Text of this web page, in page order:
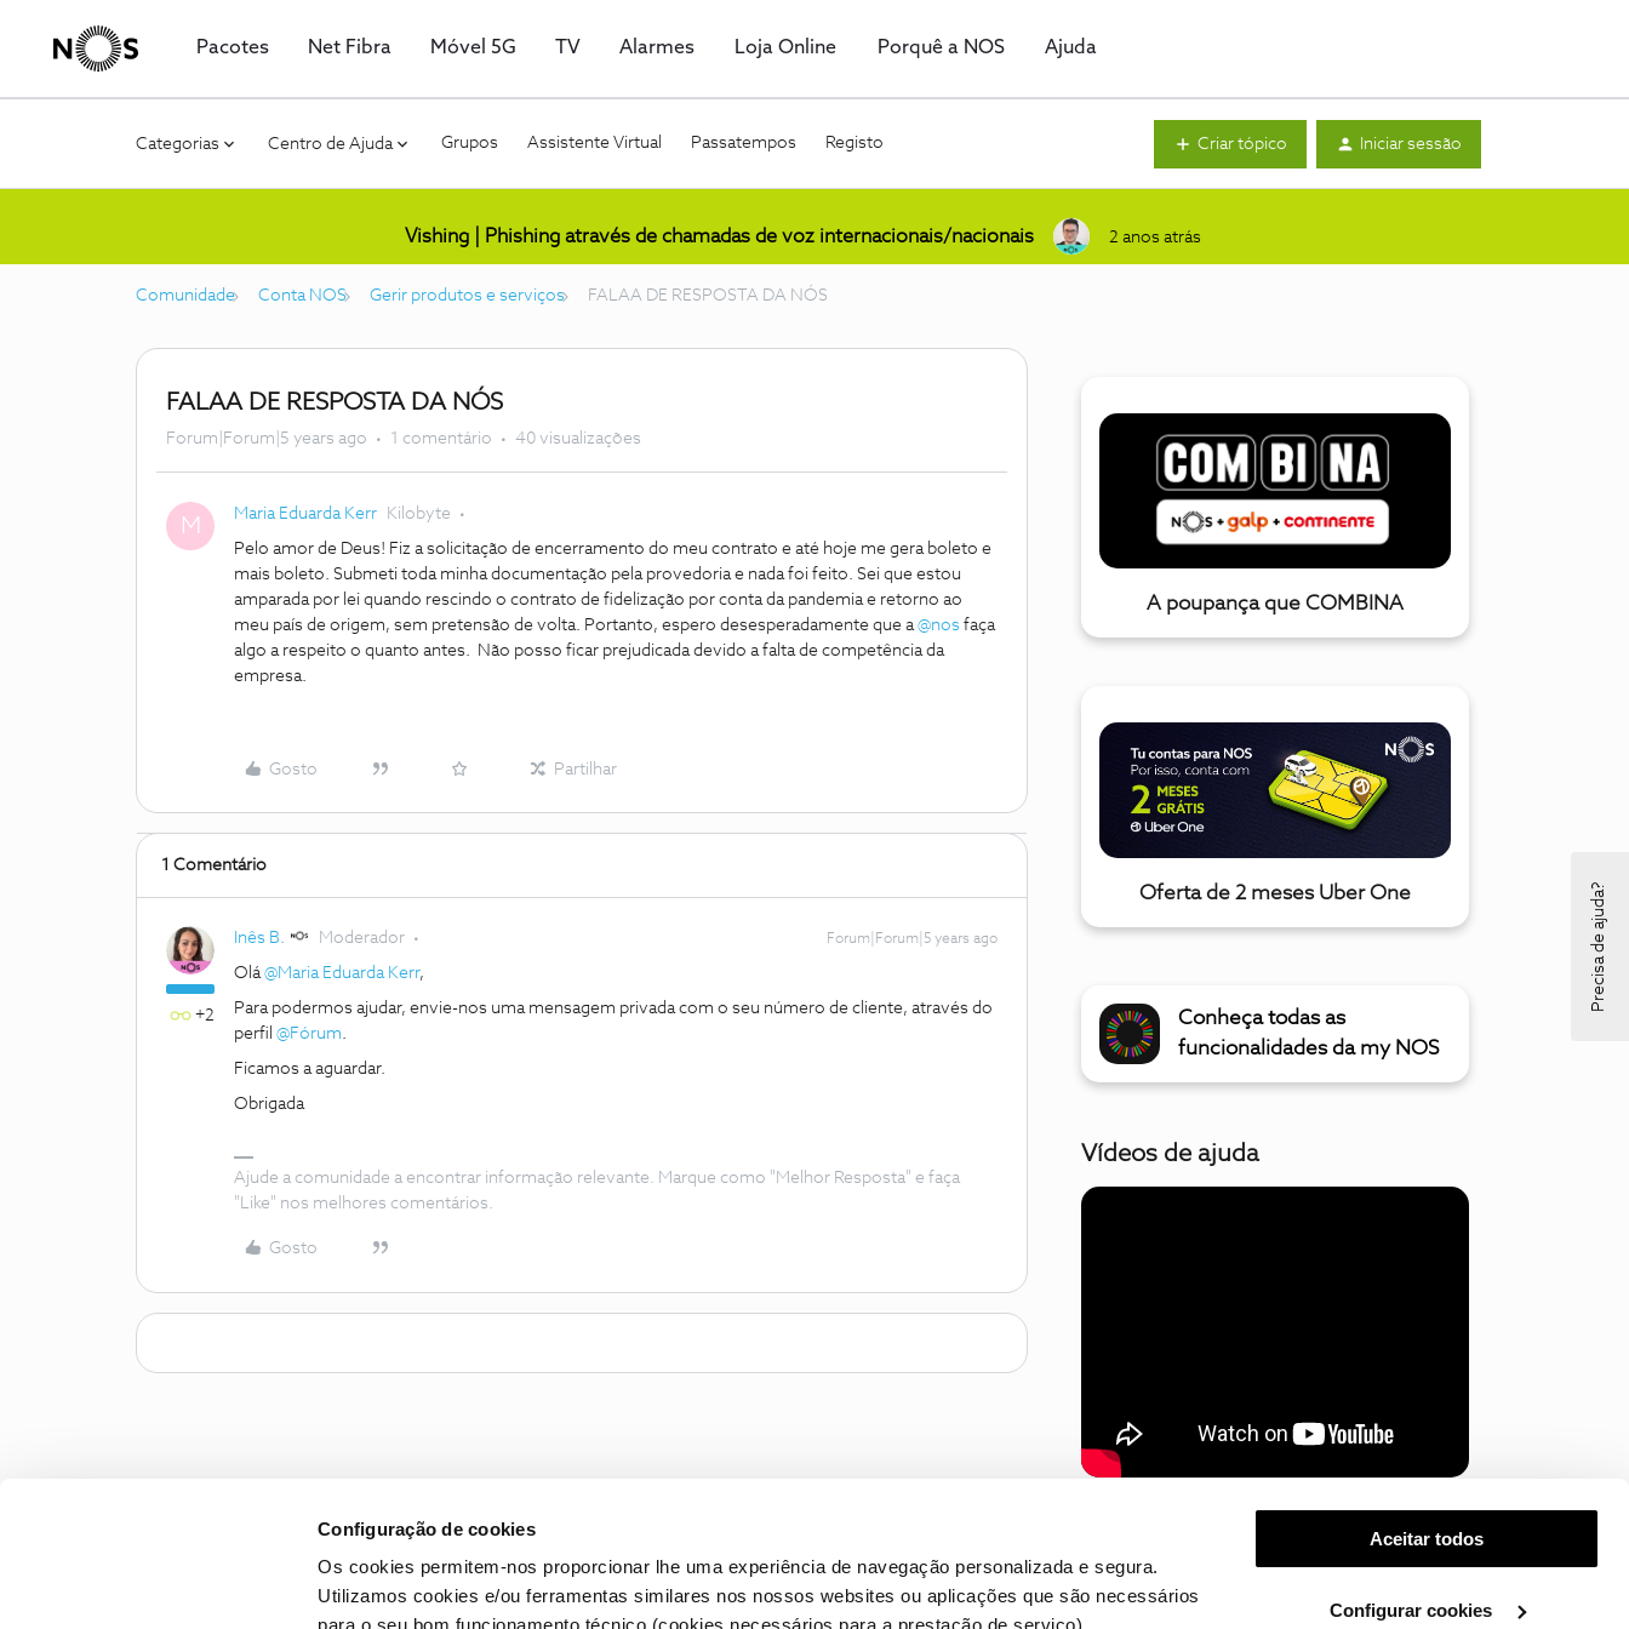
Configuração de cookies
Os cookies permitem-nos proporcionar lhe uma experiência de navegação personalizada e segura.
Utilizamos cookies e/ou ferramentas similares nos nossos websites ou aplicações que são necessários
Aceitar todos
Configurar cookies
Pacotes Net Fibra Móvel 5G TV Alarmes Loja Online Porquê a NOS Ajuda
Categorias Centro de Ajuda Grupos Assistente Virtual Passatempos Registo Criar tópico Iniciar sessão
Vishing | Phishing através de chamadas de voz internacionais/nacionais 2 anos atrás
Comunidade Conta NOS Gerir produtos e serviços FALAA DE RESPOSTA DA NÓS
FALAA DE RESPOSTA DA NÓS
Forum|Forum|5 years ago 1 comentário 40 visualizações
M Maria Eduarda Kerr Kilobyte
Pelo amor de Deus! Fiz a solicitação de encerramento do meu contrato e até hoje me gera boleto e
mais boleto. Submeti toda minha documentação pela provedoria e nada foi feito. Sei que estou
amparada por lei quando rescindo o contrato de fidelização por conta da pandemia e retorno ao
meu país de origem, sem pretensão de volta. Portanto, espero desesperadamente que a@nos faça
algo a respeito o quanto antes. Não posso ficar prejudicada devido a falta de competência da
empresa.
Gosto Partilhar
1 Comentário
+2
Inês B. Moderador Forum|Forum|5 years ago
Olá@Maria Eduarda Kerr,
Para podermos ajudar, envie-nos uma mensagem privada com o seu número de cliente, através do
perfil @Fórum.
Ficamos a aguardar.
Obrigada
Ajude a comunidade a encontrar informação relevante. Marque como "Melhor Resposta" e faça
"Like" nos melhores comentários.
Gosto
A poupança que COMBINA
Oferta de 2 meses Uber One
Conheça todas as
funcionalidades da my NOS
Vídeos de ajuda
Precisa de ajuda?